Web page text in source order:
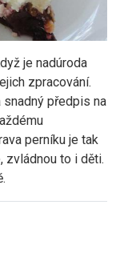
je nadúroda
zpracování.
předpis na
perníku je tak
zvládnou to i děti.